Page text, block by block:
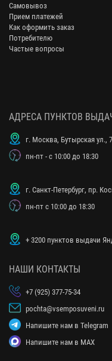
Самовывоз
Прием платежей
Как оформить заказ
Потребителю
Частые вопросы
АДРЕСА ПУНКТОВ
г. Москва, Бутырская ул.,
пн-пт - с 10:00 до 18:30
г. Санкт-Петербург, пр.
пн-пт с 10:00 до 18:30
+ 3200 пунктов выдачи
НАШИ КОНТАКТЫ
+7 (925) 377-75-34
pochta@vsemposuveni.ru
Напишите нам в Telegram
Напишите нам в MAX